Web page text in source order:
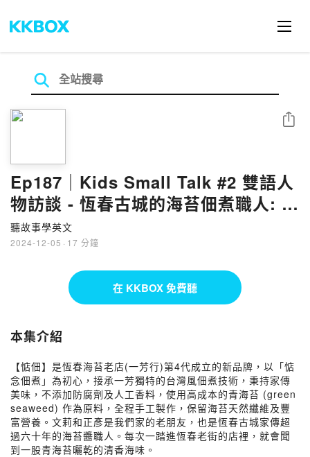
Ep187｜Kids Small Talk #2 雙語人
物訪談 - 恆春古城的海苔佃煮職人: 惦
佃好滋味
聽故事學英文
2024-12-05 · 17 分鐘
分享
在 KKBOX 免費聽
本集介紹
【惦佃】是恆春海苔老店(一芳行)第4代成立的新品牌，以「惦
念佃煮」為初心，接承一芳獨特的台灣風佃煮技術，秉持家傳
美味，不添加防腐劑及人工香料，使用高成本的青海苔 (green
seaweed) 作為原料，全程手工製作，保留海苔天然纖維及豐
富營養。文莉和正彥是我們家的老朋友，也是恆春古城家傳超
過六十年的海苔醬職人。每次一踏進恆春老街的店裡，就會聞
到一股青海苔曬乾的清香海味。